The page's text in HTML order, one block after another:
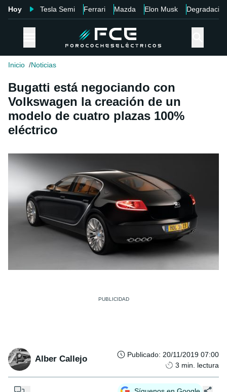
Hoy Tesla Semi Ferrari Mazda Elon Musk Degradación
Inicio Noticias
Bugatti está negociando con
Volkswagen la creación de un
modelo de cuatro plazas 100%
eléctrico
Alber Callejo Publicado: 20/11/2019 07:00
3 min. lectura